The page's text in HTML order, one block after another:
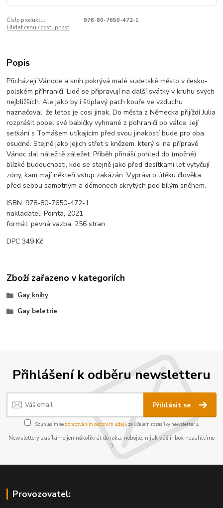
Číslo produktu:
978-80-7650-472-1
Hlídat cenu / dostupnost
Popis
Přicházejí Vánoce a sníh pokrývá malé sudetské město v česko-
polském příhraničí. Lidé se připravují na další svátky v kruhu svých
nejbližších. Ale jako by i štiplavý pach kouře ve vzduchu
naznačoval, že letos je cosi jinak. Do města z Německa přijíždí Julia
rozprášit popel své babičky vyhnané z pohraničí po válce. Její
setkání s Tomášem utíkajícím před svou jinakostí bude pro oba
osudné. Stejně jako jejich střet s knězem, který si na přípravě
Vánoc dal náležitě záležet. Příběh přináší pohled do (možné)
blízké budoucnosti, kde se stejně jako před desítkami let vytyčují
zóny, kam mají někteří vstup zakázán. Vypráví o útěku člověka
před sebou samotným a démonech skrytých pod bílým sněhem.
ISBN: 978-80-7650-472-1
nakladatel: Pointa, 2021
formát: pevná vazba, 256 stran
DPC 349 Kč
Zboží zařazeno v kategoriích
Gay knihy
Gay beletrie
Přihlášení k odběru newsletteru
Přihlásit se
Souhlasím se zpracováním osobních údajůza účelem rozesílky newsletteru.
Newslettery zasíláme jen několikrát do roka, nebojte, nijak váš inbox nezahltíme
:)
Provozovatel: